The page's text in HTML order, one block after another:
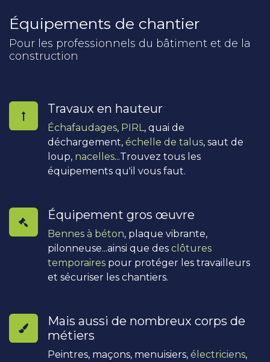
Équipements de chantier
Pour les professionnels du bâtiment et de la
construction
Travaux en hauteur
Échafaudages, PIRL , quai de
déchargement, échelle de talus, saut de
loup, nacelles...Trouvez tous les
équipements qu'il vous faut.
Équipement gros œuvre
Bennes à béton, plaque vibrante,
pilonneuse...ainsi que des clôtures
temporaires pour protéger les travailleurs
et sécuriser les chantiers.
Mais aussi de nombreux corps de
métiers
Peintres, maçons, menuisiers, électriciens,